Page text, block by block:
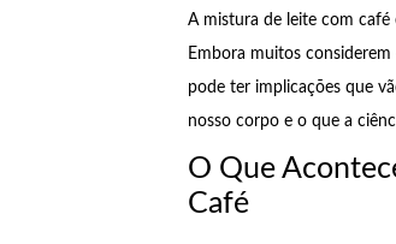
A mistura de leite com café
Embora muitos
pode ter implicações que
nosso corpo e o que a
O Que
Café